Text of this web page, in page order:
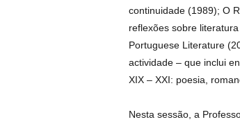
continuidade (1989); O
reflexões sobre
Portuguese Literature
actividade – que inclui
XIX – XXI: poesia,
Nesta sessão, a